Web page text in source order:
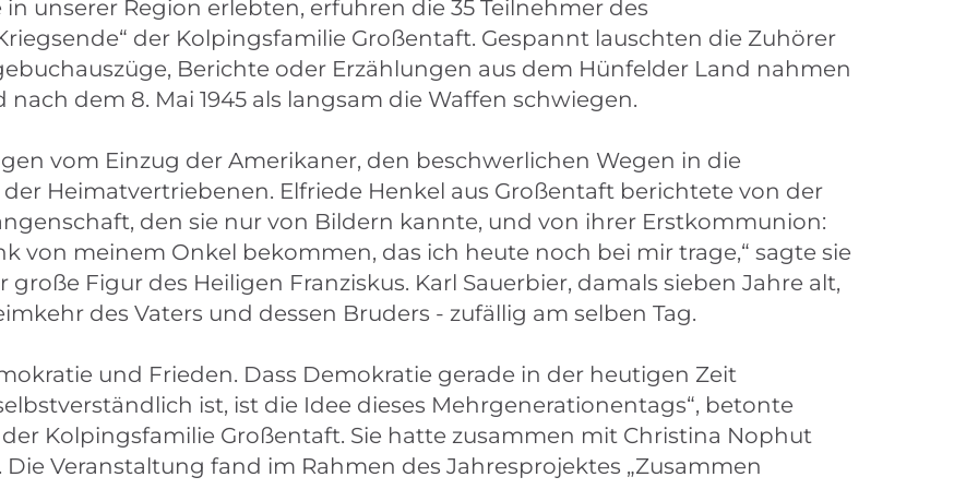
unserer Region erlebten, erfuhren die 35 Teilnehmer des
der Kolpingsfamilie Großentaft. Gespannt lauschten die Zuhörer
Berichte oder Erzählungen aus dem Hünfelder Land nahmen
dem 8. Mai 1945 als langsam die Waffen schwiegen.
vom Einzug der Amerikaner, den beschwerlichen Wegen in die
Heimatvertriebenen. Elfriede Henkel aus Großentaft berichtete von der
den sie nur von Bildern kannte, und von ihrer Erstkommunion:
von meinem Onkel bekommen, das ich heute noch bei mir trage,“ sagte sie
Figur des Heiligen Franziskus. Karl Sauerbier, damals sieben Jahre alt,
des Vaters und dessen Bruders - zufällig am selben Tag.
und Frieden. Dass Demokratie gerade in der heutigen Zeit
ist, ist die Idee dieses Mehrgenerationentags“, betonte
Kolpingsfamilie Großentaft. Sie hatte zusammen mit Christina Nophut
Veranstaltung fand im Rahmen des Jahresprojektes „Zusammen